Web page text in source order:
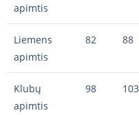
apimtis
Liemens
apimtis
82 88
Klubų
apimtis
98 103